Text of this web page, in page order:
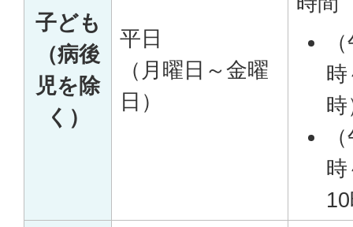
子ども
（病後
児を除
く）
平日
（月曜日～金曜
日）
時
時
時